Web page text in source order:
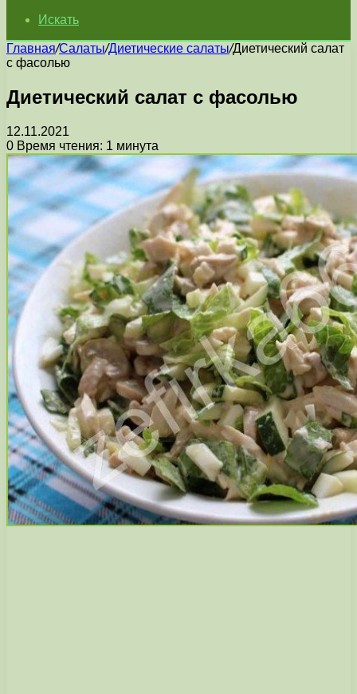
Искать
Главная/Салаты/Диетические салаты/Диетический салат
с фасолью
Диетический салат с фасолью
12.11.2021
0 Время чтения: 1 минута